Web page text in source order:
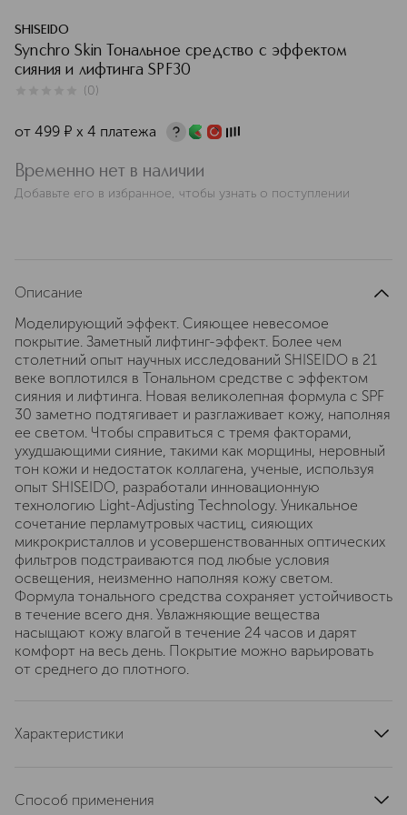
SHISEIDO
Synchro Skin Тональное средство с эффектом
сияния и лифтинга SPF30
(0)
от 499 ¤ х 4 платежа
Временно нет в наличии
Добавьте его в избранное, чтобы узнать о поступлении
Описание
Моделирующий эффект. Сияющее невесомое
покрытие. Заметный лифтинг-эффект. Более чем
столетний опыт научных исследований SHISEIDO в 21
веке воплотился в Тональном средстве с эффектом
сияния и лифтинга. Новая великолепная формула с SPF
30 заметно подтягивает и разглаживает кожу, наполняя
ее светом. Чтобы справиться с тремя факторами,
ухудшающими сияние, такими как морщины, неровный
тон кожи и недостаток коллагена, ученые, используя
опыт SHISEIDO, разработали инновационную
технологию Light-Adjusting Technology. Уникальное
сочетание перламутровых частиц, сияющих
микрокристаллов и усовершенствованных оптических
фильтров подстраиваются под любые условия
освещения, неизменно наполняя кожу светом.
Формула тонального средства сохраняет устойчивость
в течение всего дня. Увлажняющие вещества
насыщают кожу влагой в течение 24 часов и дарят
комфорт на весь день. Покрытие можно варьировать
от среднего до плотного.
Характеристики
артикул
Способ применения